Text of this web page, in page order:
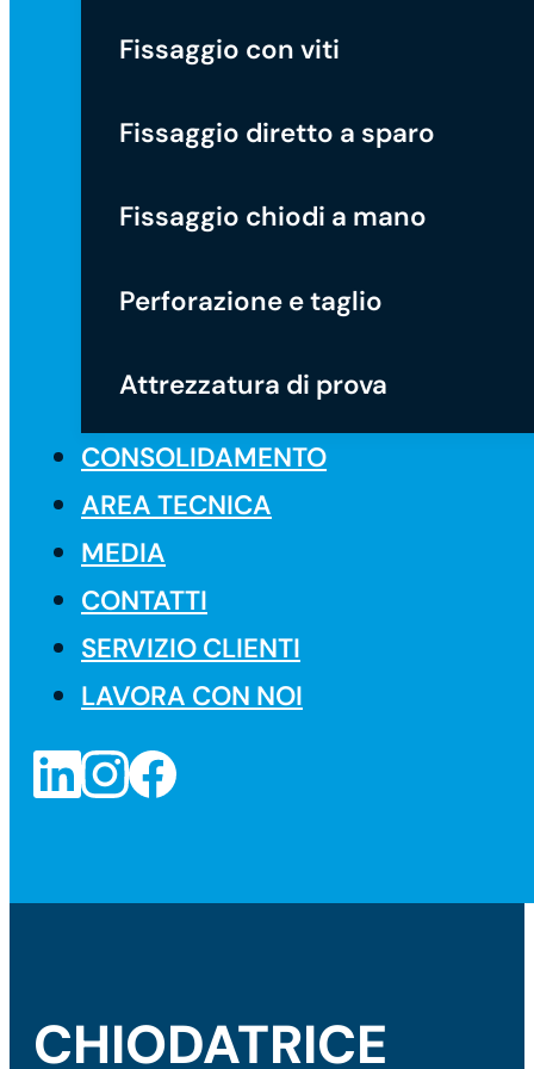
Fissaggio con viti
Fissaggio diretto a sparo
Fissaggio chiodi a mano
Perforazione e taglio
Attrezzatura di prova
CONSOLIDAMENTO
AREA TECNICA
MEDIA
CONTATTI
SERVIZIO CLIENTI
LAVORA CON NOI
CHIODATRICE